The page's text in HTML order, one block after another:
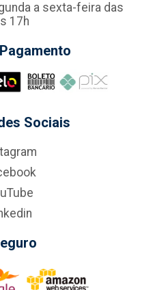
a sexta-feira das
17h
Sociais